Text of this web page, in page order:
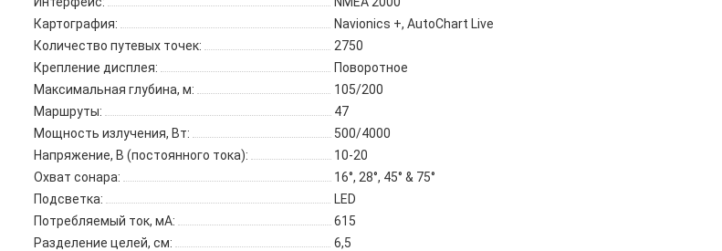
Картография:
Navionics +, AutoChart Live
Количество путевых точек:
2750
Крепление дисплея:
Поворотное
Максимальная глубина, м:
105/200
Маршруты:
47
Мощность излучения, Вт:
500/4000
Напряжение, В (постоянного тока):
10-20
Охват сонара:
16°, 28°, 45° & 75°
Подсветка:
LED
Потребляемый ток, мА:
615
Разделение целей, см:
6,5